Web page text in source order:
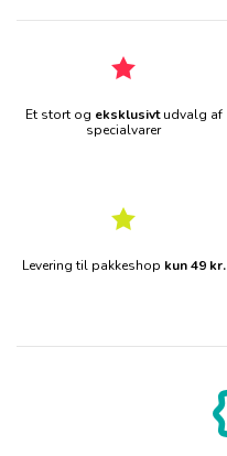
Et stort og eksklusivtudvalg af
specialvarer
Levering til pakkeshop kun 49 kr.